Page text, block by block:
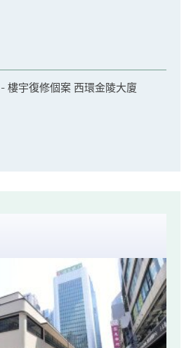
樓宇復修個案 西環金陵大廈
制驗樓令，業主多是長者，過去從
何制定維修範圍、招標模式、工
見業主齊心協力共同為物業做好維
一步協助有需要業主的服務態度得
，而成功獲取申訴專員嘉許奬。